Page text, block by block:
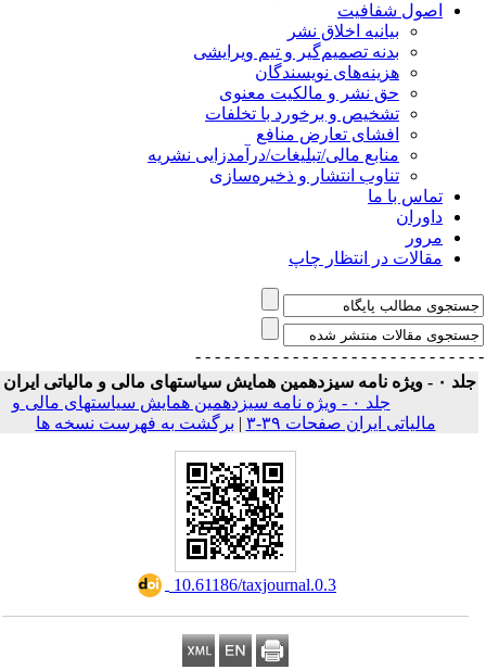
اصول شفافیت
بیانیه اخلاق نشر
بدنه تصمیم‌گیر و تیم ویرایشی
هزینه‌های نویسندگان
حق نشر و مالکیت معنوی
تشخیص و برخورد با تخلفات
افشای تعارض منافع
منابع مالی/تبلیغات/درآمدزایی نشریه
تناوب انتشار و ذخیره‌سازی
تماس با ما
داوران
مرور
مقالات در انتظار چاپ
- - - - - - - - - - - - -
- - - - - - - - - - - - - - -
سیزدهمین همایش سیاستهای مالی و مالیاتی ایران
جلد ۰ - ویژه نامه سیزدهمین همایش سیاستهای مالی و
مالیاتی ایران صفحات ۳۹-۳
|برگشت به فهرست نسخه ها
‎ 10.61186/taxjournal.0.3